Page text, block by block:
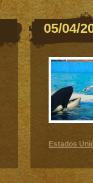
05/04/
Estados